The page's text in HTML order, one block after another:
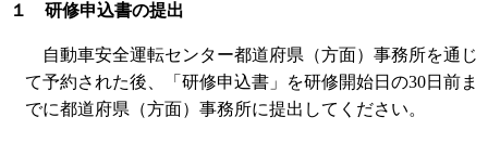
１ 研修申込書の提出
自動車安全運転センター都道府県（方面）事務所を通じ
て予約された後、「研修申込書」を研修開始日の30日前ま
でに都道府県（方面）事務所に提出してください。